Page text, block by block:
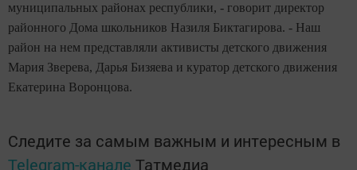
муниципальных районах республики, - говорит директор
районного Дома школьников Назиля Биктагирова. - Наш
район на нем представляли активисты детского движения
Мария Зверева, Дарья Бизяева и куратор детского движения
Eкатерина Воронцова.
Следите за самым важным и интересным в
Telegram-канале Татмедиа